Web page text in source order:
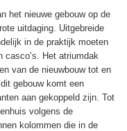
het nieuwe gebouw op de
uitdaging. Uitgebreide
in de praktijk moeten
casco’s. Het atriumdak
van de nieuwbouw tot en
gebouw komt een
aan gekoppeld zijn. Tot
volgens de
kolommen die in de